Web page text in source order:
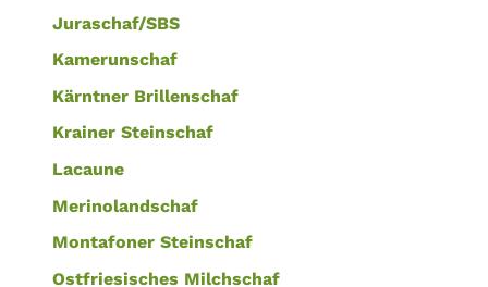
Juraschaf/SBS
Kamerunschaf
Kärntner Brillenschaf
Krainer Steinschaf
Lacaune
Merinolandschaf
Montafoner Steinschaf
Ostfriesisches Milchschaf